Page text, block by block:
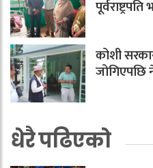
पूर्वराष्ट्रपति
कोशी
धेरै पढिएको